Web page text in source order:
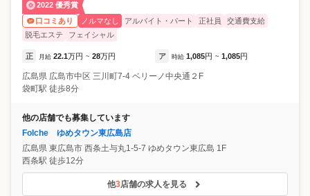
2022 優秀賞
口コミあり
ノルマなし アルバイト・パート 正社員
交通費支給
脱毛エステ
フェイシャル
正 月給 22.1万円 ~ 28万円 ア 時給 1,085円 ~ 1,085円
広島県 広島市中区 三川町7-4 ベリーノ中央通２F
袋町駅 徒歩8分
他の店舗でも募集しています
Folche ゆめタウン東広島店
広島県 東広島市 西条土与丸1-5-7 ゆめタウン東広島 1F
西条駅 徒歩12分
他3店舗の求人を見る